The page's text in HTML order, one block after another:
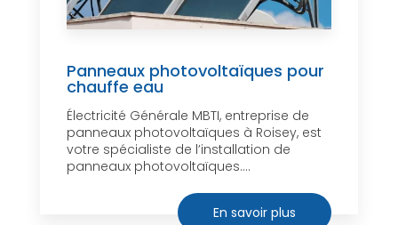
Panneaux photovoltaïques pour
chauffe eau
Électricité Générale MBTI, entreprise de
panneaux photovoltaïques à Roisey, est
votre spécialiste de l’installation de
panneaux photovoltaïques....
En savoir plus